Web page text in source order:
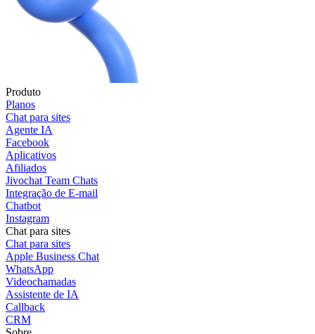
Produto
Planos
Chat para sites
Agente IA
Facebook
Aplicativos
Afiliados
Jivochat Team Chats
Integração de E-mail
Chatbot
Instagram
Chat para sites
Chat para sites
Apple Business Chat
WhatsApp
Videochamadas
Assistente de IA
Callback
CRM